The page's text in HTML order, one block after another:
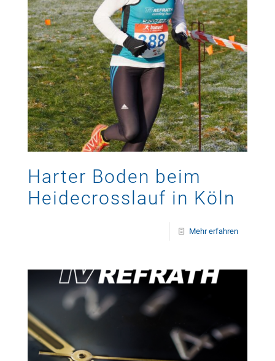
Harter Boden beim
Heidecrosslauf in Köln
Mehr erfahren